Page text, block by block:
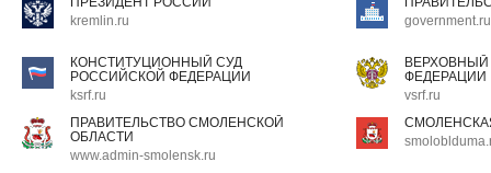
kremlin.ru
government.ru
КОНСТИТУЦИОННЫЙ СУД
РОССИЙСКОЙ ФЕДЕРАЦИИ
ksrf.ru
ФЕДЕРАЦИИ
vsrf.ru
ПРАВИТЕЛЬСТВО СМОЛЕНСКОЙ
ОБЛАСТИ
www.admin-smolensk.ru